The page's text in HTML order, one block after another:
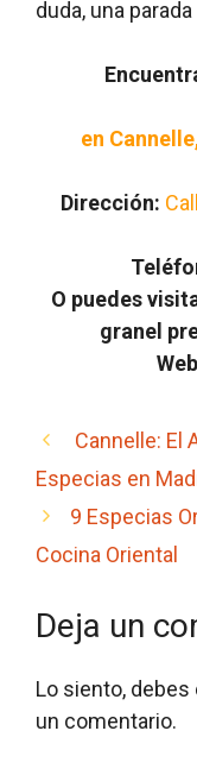
duda, una
en
Dirección:
O puedes
granel
Cannelle: El
Especias en
9 Especias
Cocina Oriental
Deja un
Lo siento, debes
un comentario.